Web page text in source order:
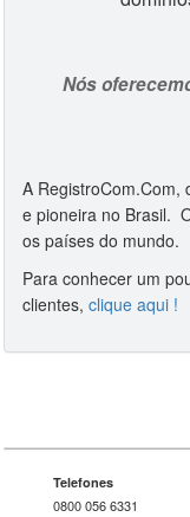
Nós
A
e pioneira no Brasil.
os países do mundo.
Para conhecer um
clientes, clique aqui !
Telefones
0800 056 6331